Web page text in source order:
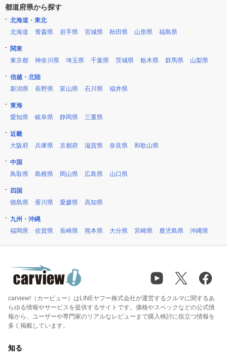
都道府県から探す
北海道・東北
北海道
青森県 岩手県 宮城県 秋田県 山形県 福島県
関東
東京都
神奈川県 埼玉県 千葉県 茨城県 栃木県 群馬県 山梨県
信越・北陸
新潟県
長野県 富山県 石川県 福井県
東海
愛知県
岐阜県 静岡県 三重県
近畿
大阪府
兵庫県 京都府 滋賀県 奈良県 和歌山県
中国
鳥取県
島根県 岡山県 広島県 山口県
四国
徳島県
香川県 愛媛県 高知県
九州・沖縄
福岡県
佐賀県 長崎県 熊本県 大分県 宮崎県 鹿児島県 沖縄県
carview!（カービュー）はLINEヤフー株式会社が運営するクルマに関するあ
らゆる情報やサービスを提供するサイトです。価格やスペックなどの公式情
報から、ユーザーや専門家のリアルなレビューまで購入検討に役立つ情報を
多く掲載しています。
知る